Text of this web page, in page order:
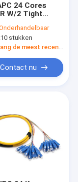
24 Cores
W/2 Tight
Single Mode
jasje
10 stukken
Contact nu